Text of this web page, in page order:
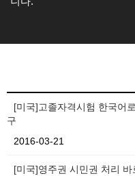
[미국]고졸자격시험 한국어
구
2016-03-21
[미국]영주권 시민권 처리 바